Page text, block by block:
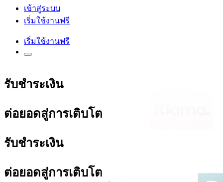
เข้าสู่ระบบ
เริ่มใช้งานฟรี
เริ่มใช้งานฟรี
รับชำระเงิน
ต่อยอดสู่การเติบโต
รับชำระเงิน
ต่อยอดสู่การเติบโต